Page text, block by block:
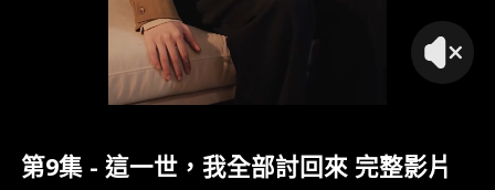
第9集 - 這一世，我全部討回來 完整影片